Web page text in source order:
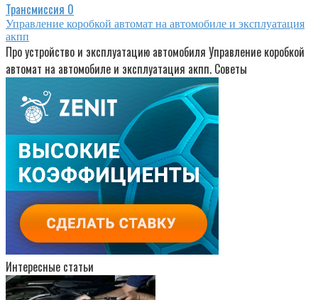
Трансмиссия 0
Управление коробкой автомат на автомобиле и эксплуатация
акпп
Про устройство и эксплуатацию автомобиля Управление коробкой
автомат на автомобиле и эксплуатация акпп. Советы
Интересные статьи